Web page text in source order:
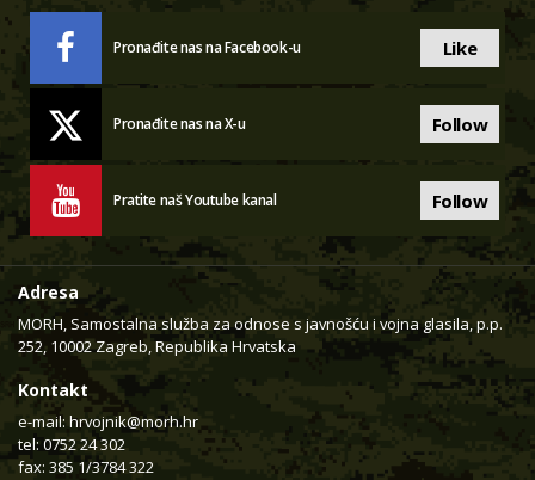
Pronađite nas na Facebook-u Like
Pronađite nas na X-u Follow
Pratite naš Youtube kanal Follow
Adresa
MORH, Samostalna služba za odnose s javnošću i vojna glasila, p.p.
252, 10002 Zagreb, Republika Hrvatska
Kontakt
e-mail: hrvojnik@morh.hr
tel: 0752 24 302
fax: 385 1/3784 322